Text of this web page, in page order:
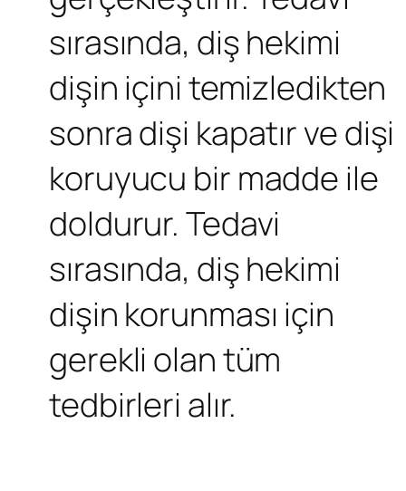
sırasında, diş hekimi
dişin içini temizledikten
sonra dişi kapatır ve dişi
koruyucu bir madde ile
doldurur. Tedavi
sırasında, diş hekimi
dişin korunması için
gerekli olan tüm
tedbirleri alır.